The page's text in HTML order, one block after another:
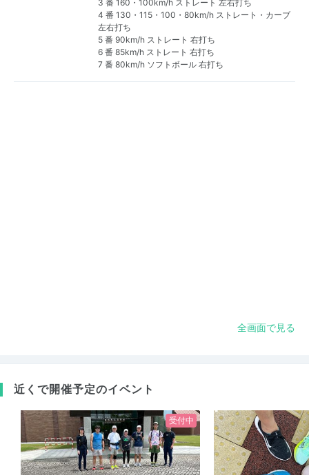
3 番 160・100km/h ストレート 左右打ち
4 番 130・115・100・80km/h ストレート・カーブ
左右打ち
5 番 90km/h ストレート 右打ち
6 番 85km/h ストレート 右打ち
7 番 80km/h ソフトボール 右打ち
全画面で見る
近くで開催予定のイベント
受付中